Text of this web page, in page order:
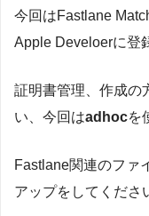
今回はFastlane
Apple Develoerに登
証明書管理、作成の
い、今回はadhocを
Fastlane関連のファ
アップをしてくださ